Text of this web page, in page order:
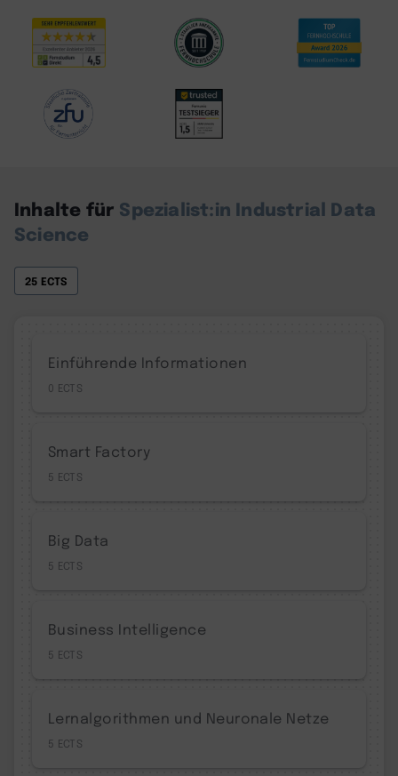
Inhalte für Spezialist:in Industrial Data
Science
25 ECTS
Einführende Informationen
0
Smart Factory
5
Big Data
5
Business Intelligence
5
Lernalgorithmen und Neuronale Netze
5